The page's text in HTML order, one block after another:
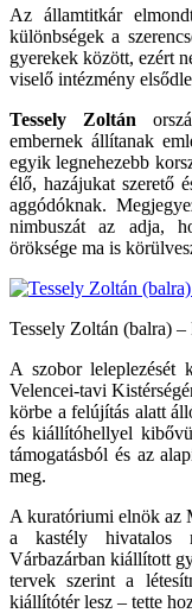
Az államtitkár
különbségek a
gyerekek között, ezért
viselő intézmény
Tessely Zoltán
embernek állítanak
egyik legnehezebb
élő, hazájukat szerető
aggódóknak.
nimbuszát az adja,
öröksége ma is
Tessely Zoltán (balra)
A szobor leleplezését
Velencei-tavi
körbe a felújítás alatt
és kiállítóhellyel
támogatásból és az
meg.
A kuratóriumi elnök az
a kastély hivatalos
Várbazárban kiállított
tervek szerint a
kiállítótér lesz – tette